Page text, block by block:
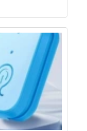
низкой дозе в